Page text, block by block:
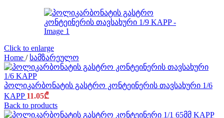
Click to enlarge
Home / სამზარეულო
პოლიკარბონატის გასტრო კონტეინერის თავსახური 1/6
KAPP 11.05₾
Back to products